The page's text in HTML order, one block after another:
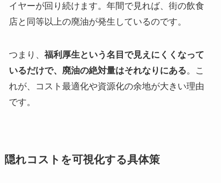
イヤーが回り続けます。年間で見れば、街の飲食
店と同等以上の廃油が発生しているのです。
つまり、 福利厚生という名目で見えにくくなって
いるだけで、廃油の絶対量はそれなりにある。こ
れが、コスト最適化や資源化の余地が大きい理由
です。
隠れコストを可視化する具体策